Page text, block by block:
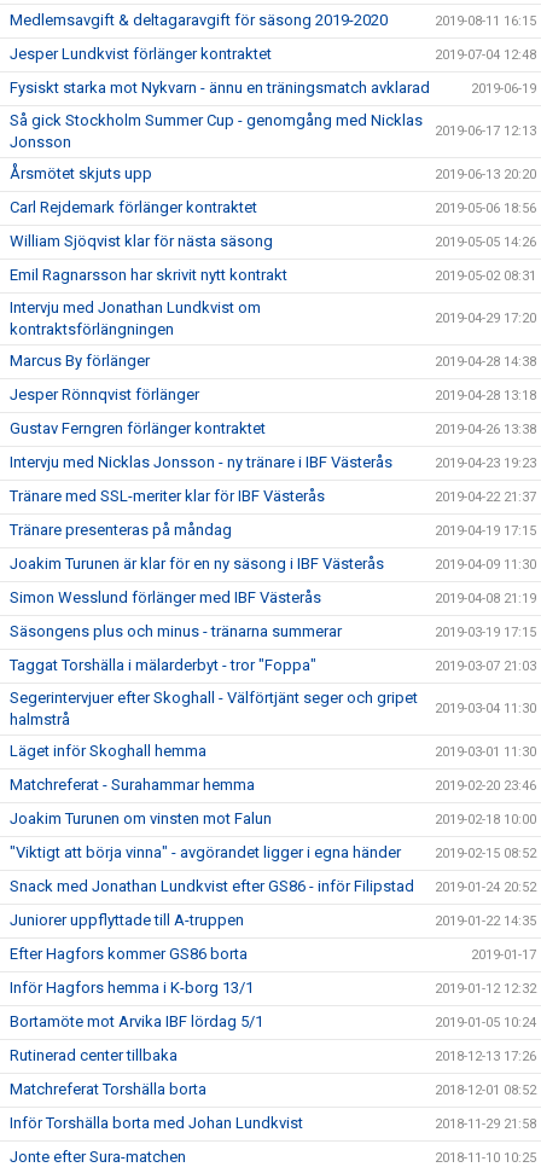
Medlemsavgift & deltagaravgift för säsong 2019-2020 2019-08-11 16:15
Jesper Lundkvist förlänger kontraktet 2019-07-04 12:48
Fysiskt starka mot Nykvarn - ännu en träningsmatch avklarad 2019-06-19
Så gick Stockholm Summer Cup - genomgång med Nicklas
Jonsson
2019-06-17 12:13
Årsmötet skjuts upp 2019-06-13 20:20
Carl Rejdemark förlänger kontraktet 2019-05-06 18:56
William Sjöqvist klar för nästa säsong 2019-05-05 14:26
Emil Ragnarsson har skrivit nytt kontrakt 2019-05-02 08:31
Intervju med Jonathan Lundkvist om
kontraktsförlängningen
2019-04-29 17:20
Marcus By förlänger 2019-04-28 14:38
Jesper Rönnqvist förlänger 2019-04-28 13:18
Gustav Ferngren förlänger kontraktet 2019-04-26 13:38
Intervju med Nicklas Jonsson - ny tränare i IBF Västerås 2019-04-23 19:23
Tränare med SSL-meriter klar för IBF Västerås 2019-04-22 21:37
Tränare presenteras på måndag 2019-04-19 17:15
Joakim Turunen är klar för en ny säsong i IBF Västerås 2019-04-09 11:30
Simon Wesslund förlänger med IBF Västerås 2019-04-08 21:19
Säsongens plus och minus - tränarna summerar 2019-03-19 17:15
Taggat Torshälla i mälarderbyt - tror "Foppa" 2019-03-07 21:03
Segerintervjuer efter Skoghall - Välförtjänt seger och gripet
halmstrå
2019-03-04 11:30
Läget inför Skoghall hemma 2019-03-01 11:30
Matchreferat - Surahammar hemma 2019-02-20 23:46
Joakim Turunen om vinsten mot Falun 2019-02-18 10:00
"Viktigt att börja vinna" - avgörandet ligger i egna händer 2019-02-15 08:52
Snack med Jonathan Lundkvist efter GS86 - inför Filipstad 2019-01-24 20:52
Juniorer uppflyttade till A-truppen 2019-01-22 14:35
Efter Hagfors kommer GS86 borta 2019-01-17
Inför Hagfors hemma i K-borg 13/1 2019-01-12 12:32
Bortamöte mot Arvika IBF lördag 5/1 2019-01-05 10:24
Rutinerad center tillbaka 2018-12-13 17:26
Matchreferat Torshälla borta 2018-12-01 08:52
Inför Torshälla borta med Johan Lundkvist 2018-11-29 21:58
Jonte efter Sura-matchen 2018-11-10 10:25